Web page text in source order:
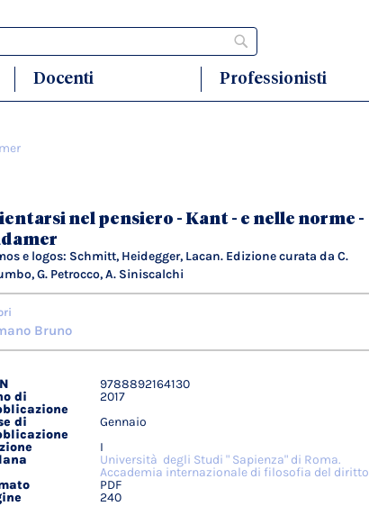
Docenti Professionisti
nel pensiero - Kant - e nelle norme -
e logos: Schmitt, Heidegger, Lacan. Edizione curata da C.
G. Petrocco, A. Siniscalchi
Bruno
9788892164130
di
2017
di
Gennaio
I
Università degli Studi " Sapienza" di Roma.
Accademia internazionale di filosofia del diritto
PDF
240